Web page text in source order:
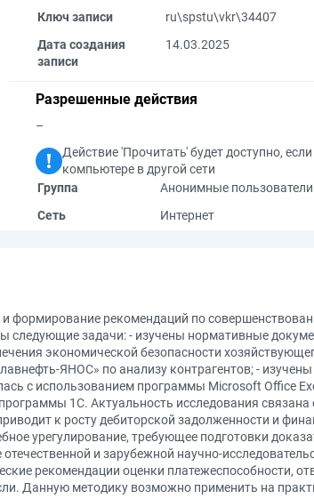
Ключ записи
ru\spstu\vkr\34407
Дата создания
записи
14.03.2025
Разрешенные действия
–
Действие 'Прочитать' будет доступно,
компьютере в другой сети
Группа
Анонимные пользователи
Сеть
Интернет
формирование рекомендаций по
задачи: - изучены нормативные
экономической безопасности
ЯНОС» по анализу контрагентов; -
с использованием программы Microsoft Office
1С. Актуальность исследования
к росту дебиторской задолженности и
урегулирование, требующее подготовки
и зарубежной научно-
рекомендации оценки платежеспособности,
Данную методику возможно применить на